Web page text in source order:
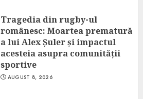
Tragedia din rugby-ul
românesc: Moartea prematură
a lui Alex Șuler și impactul
acesteia asupra comunității
sportive
AUGUST 8, 2026